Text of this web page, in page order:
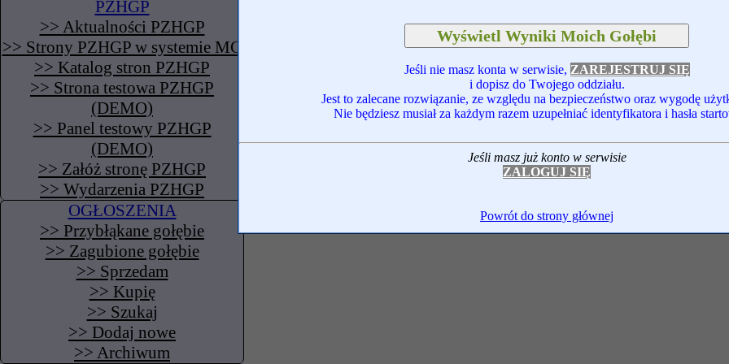
PZHGP
>> Aktualności PZHGP
>> Strony PZHGP w systemie MG
>> Katalog stron PZHGP
>> Strona testowa PZHGP
(DEMO)
>> Panel testowy PZHGP
(DEMO)
>> Załóż stronę PZHGP
>> Wydarzenia PZHGP
OGŁOSZENIA
>> Przybłąkane gołębie
>> Zagubione gołębie
>> Sprzedam
>> Kupię
>> Szukaj
>> Dodaj nowe
>> Archiwum
Jeśli nie masz konta w serwisie, ZAREJESTRUJ SIĘ
i dopisz do Twojego oddziału.
Jest to zalecane rozwiązanie, ze względu na bezpieczeństwo oraz wygodę
Nie będziesz musiał za każdym razem uzupełniać identyfikatora i hasła
Jeśli masz już konto w serwisie
ZALOGUJ SIĘ
Powrót do strony głównej